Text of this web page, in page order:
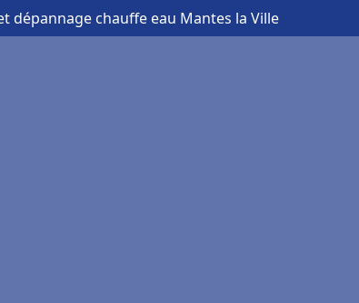
dépannage chauffe eau Mantes la Ville